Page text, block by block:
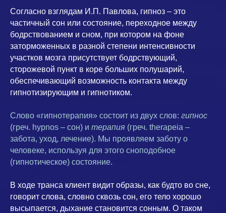
Согласно взглядам И.П. Павлова, гипноз – это
частичный сон или состояние, переходное между
бодрствованием и сном, при котором на фоне
заторможенных в разной степени интенсивности
участков мозга присутствует бодрствующий,
сторожевой пункт в коре больших полушарий,
обеспечивающий возможность контакта между
гипнотизирующим и гипнотиком.
Слово «гипнотерапия» состоит из двух слов: гипнос
(греч. hypnos – сон) и терапия (греч. therapeia –
забота, уход, лечение). Мы проявляем заботу о
человеке, используя для этого сноподобное
(гипнотическое) состояние.
В ходе транса клиент видит образы, как будто во сне,
говорит слова, словно сквозь сон, его тело хорошо
высыпается, дыхание становится сонным. О таком